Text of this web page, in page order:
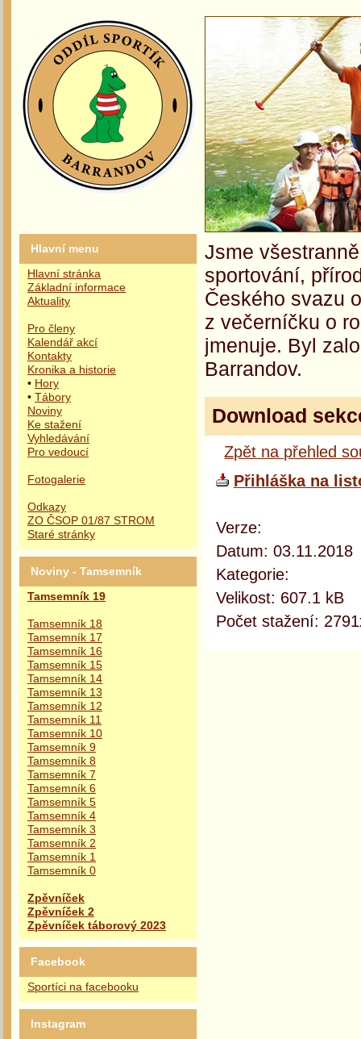
Hlavní menu
Hlavní stránka
Základní informace
Aktuality
Pro členy
Kalendář akcí
Kontakty
Kronika a historie
• Hory
• Tábory
Noviny
Ke stažení
Vyhledávání
Pro vedoucí
Fotogalerie
Odkazy
ZO ČSOP 01/87 STROM
Staré stránky
Noviny - Tamsemník
Tamsemník 19
Tamsemník 18
Tamsemník 17
Tamsemník 16
Tamsemník 15
Tamsemník 14
Tamsemník 13
Tamsemník 12
Tamsemník 11
Tamsemník 10
Tamsemník 9
Tamsemník 8
Tamsemník 7
Tamsemník 6
Tamsemník 5
Tamsemník 4
Tamsemník 3
Tamsemník 2
Tamsemník 1
Tamsemník 0
Zpěvníček
Zpěvníček 2
Zpěvníček táborový 2023
Facebook
Sportíci na facebooku
Instagram
Jsme
sportování,
Českého svazu
z večerníčku o
jmenuje. Byl
Barrandov.
Download
Zpět na přehled
Přihláška na
Verze:
Datum: 03.11.2018
Kategorie:
Velikost: 607.1 kB
Počet stažení: